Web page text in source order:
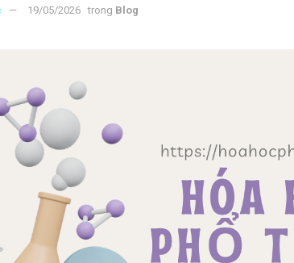
19/05/2026 trong Blog